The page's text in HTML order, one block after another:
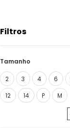
Filtros
Tamanho
2 3 4 6
12
14 P M